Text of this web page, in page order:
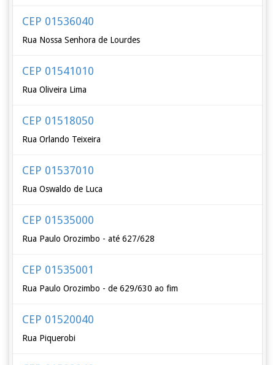
CEP 01536040
Rua Nossa Senhora de Lourdes
CEP 01541010
Rua Oliveira Lima
CEP 01518050
Rua Orlando Teixeira
CEP 01537010
Rua Oswaldo de Luca
CEP 01535000
Rua Paulo Orozimbo - até 627/628
CEP 01535001
Rua Paulo Orozimbo - de 629/630 ao fim
CEP 01520040
Rua Piquerobi